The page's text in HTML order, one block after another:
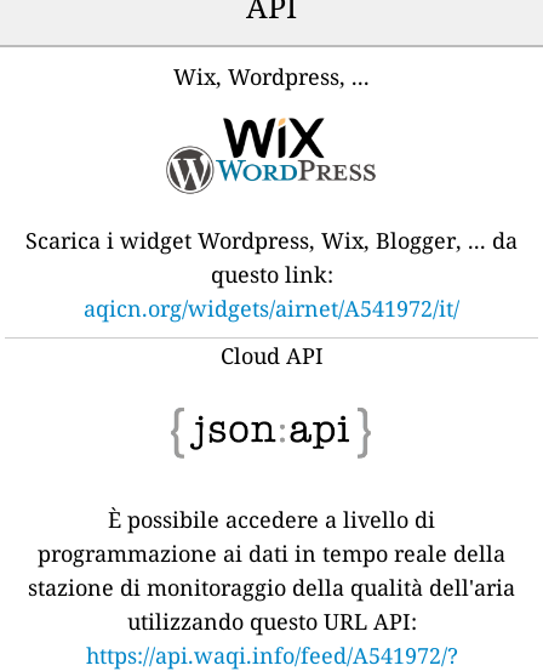
Wix, Wordpress, ...
Scarica i widget Wordpress, Wix, Blogger, ... da
questo link:
aqicn.org/widgets/airnet/A541972/it/
Cloud API
È possibile accedere a livello di
programmazione ai dati in tempo reale della
stazione di monitoraggio della qualità dell'aria
utilizzando questo URL API:
https://api.waqi.info/feed/A541972/?